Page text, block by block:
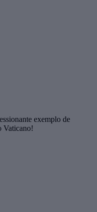
exemplo de
Vaticano!